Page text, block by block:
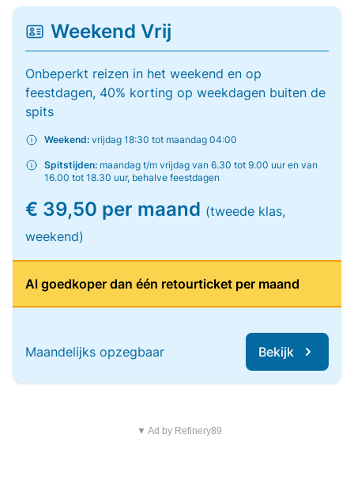
Weekend Vrij
Onbeperkt reizen in het weekend en op
feestdagen, 40% korting op weekdagen buiten de
spits
Weekend: vrijdag 18:30 tot maandag 04:00
Spitstijden: maandag t/m vrijdag van 6.30 tot 9.00 uur en van
16.00 tot 18.30 uur, behalve feestdagen
€ 39,50 per maand (tweede klas,
weekend)
Al goedkoper dan één retourticket per maand
Maandelijks opzegbaar Bekijk
▼ Ad by Refinery89